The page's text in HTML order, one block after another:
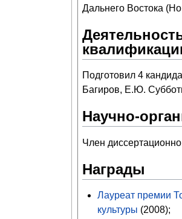
Дальнего Востока
Подготовил 4
Багиров, Е.Ю.
Научно-
Член
Награды
Лауреат премии
культуры (2008);